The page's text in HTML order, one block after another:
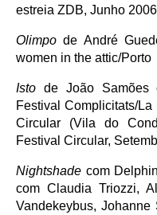
estreia ZDB, Junho 2006
Olimpo de André
women in the attic/Porto
Isto de João Samões
Festival Complicitats/
Circular (Vila do
Festival Circular,
Nightshade com
com Claudia Triozzi,
Vandekeybus,